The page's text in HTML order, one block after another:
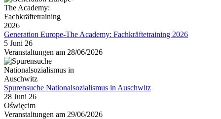
Generation Europe-The Academy: Fachkräftetraining 2026
5 Juni 26
Veranstaltungen am 28/06/2026
Spurensuche Nationalsozialismus in Auschwitz
28 Juni 26
Oświęcim
Veranstaltungen am 29/06/2026